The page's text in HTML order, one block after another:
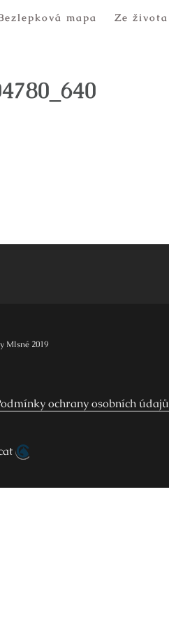
mapa Ze života
Mlsné 2019
ochrany osobních údajů